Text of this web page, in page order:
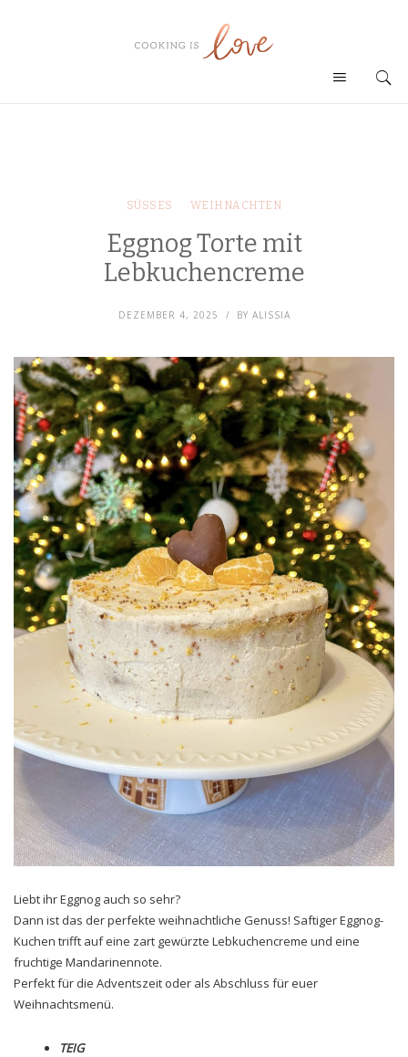
SÜSSES WEIHNACHTEN
Eggnog Torte mit
Lebkuchencreme
DEZEMBER 4, 2025 BY ALISSIA
Liebt ihr Eggnog auch so sehr?
Dann ist das der perfekte weihnachtliche Genuss! Saftiger Eggnog-
Kuchen trifft auf eine zart gewürzte Lebkuchencreme und eine
fruchtige Mandarinennote.
Perfekt für die Adventszeit oder als Abschluss für euer
Weihnachtsmenü.
TEIG